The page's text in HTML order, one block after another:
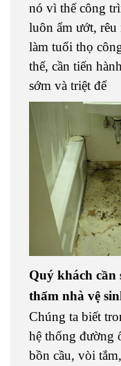
nó vì thế công
luôn ẩm ướt, rêu
làm tuổi thọ
thế, cần tiến hành
sớm và triệt để
Quý khách cần
thấm nhà vệ
Chúng ta biết
hệ thống đường
bồn cầu, vòi